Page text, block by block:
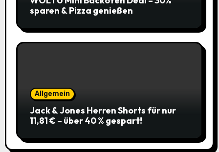
sparen & Pizza genießen
Allgemein
Jack & Jones Herren Shorts für nur
11,81 € – über 40 % gespart!